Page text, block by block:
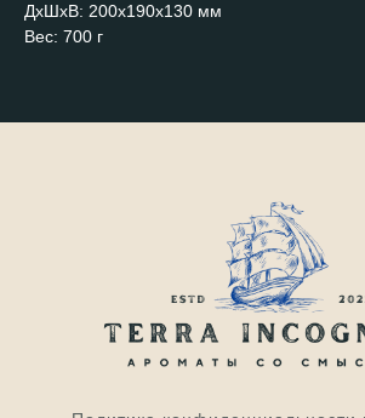
ДxШxВ: 200x190x130 мм
Вес: 700 г